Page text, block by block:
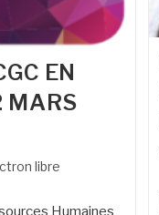
EN
MARS
libre
Humaines